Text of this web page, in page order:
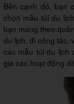
Bên cạnh đó, bạn
chọn mẫu túi du
bạn mang theo
du lịch, đi công tác,
các mẫu túi du lịch
gia các hoạt động